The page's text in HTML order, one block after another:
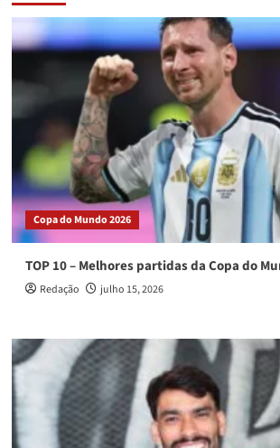
Copa do Mundo 2026
TOP 10 – Melhores partidas da Copa do
Redação julho 15, 2026